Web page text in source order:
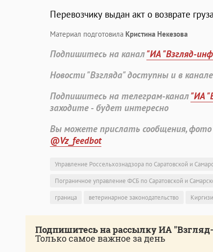
Перевозчику выдан акт о возврате
Материал подготовила Кристина Некезова
Подпишитесь на канал"ИА "Взгляд-
Новости "Взгляда" доступны и в
Подпишитесь на телеграм-канал"ИА
заходите - будет интересно
Вы можете прислать сообщения,
@Vz_feedbot
Управление Россельхознадзора по Саратовской и
Пограничное управление ФСБ по Саратовской и
граница
ветеринарное законодательство
Подпишитесь на рассылку ИА
Только самое важное за день